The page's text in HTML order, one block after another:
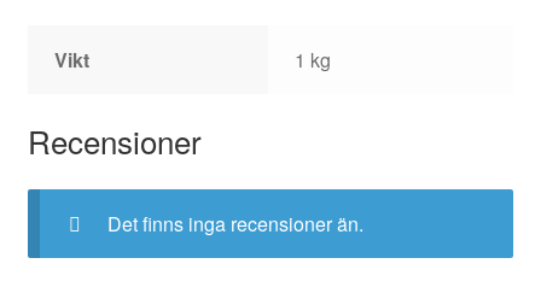
Vikt 1 kg
Recensioner
Det finns inga recensioner än.